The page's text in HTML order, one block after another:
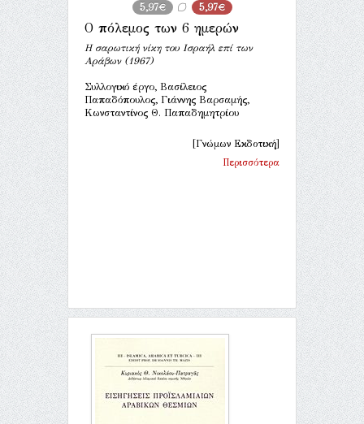
5,97€ 5,97€
Ο πόλεμος των 6 ημερών
Η σαρωτική νίκη του Ισραήλ επί των
Αράβων (1967)
Συλλογικό έργο, Βασίλειος
Παπαδόπουλος, Γιάννης Βαρσαμής,
Κωνσταντίνος Θ. Παπαδημητρίου
[Γνώμων Εκδοτική]
Περισσότερα